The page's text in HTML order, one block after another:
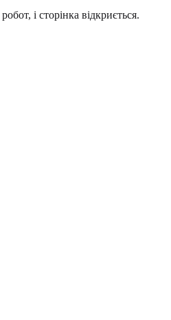
і сторінка відкриється.